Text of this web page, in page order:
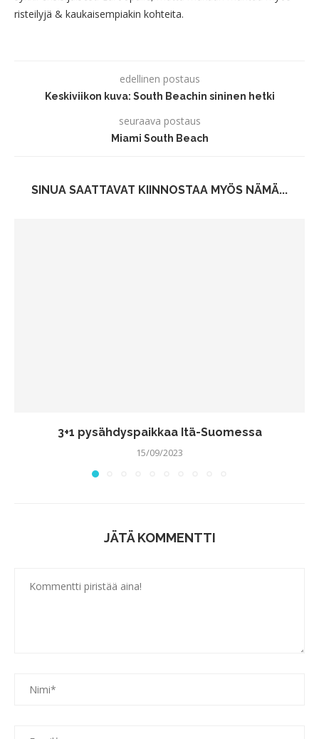
risteilyjä & kaukaisempiakin kohteita.
edellinen postaus
Keskiviikon kuva: South Beachin sininen hetki
seuraava postaus
Miami South Beach
SINUA SAATTAVAT KIINNOSTAA MYÖS NÄMÄ...
3+1 pysähdyspaikkaa Itä-Suomessa
15/09/2023
JÄTÄ KOMMENTTI